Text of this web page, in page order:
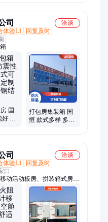
司
洽谈
体验L1
回复及时
国
好 拼
打包房集装箱 国
恒 款式多样 多种
司
洽谈
体验L1
回复及时
口
动活动板房、拼装箱式房
箱房、模块化箱式房、苹果